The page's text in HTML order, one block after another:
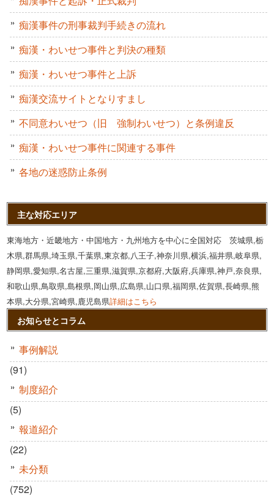
痴漢事件の刑事裁判手続きの流れ
痴漢・わいせつ事件と判決の種類
痴漢・わいせつ事件と上訴
痴漢交流サイトとなりすまし
不同意わいせつ（旧 強制わいせつ）と条例違反
痴漢・わいせつ事件に関連する事件
各地の迷惑防止条例
主な対応エリア
東海地方・近畿地方・中国地方・九州地方を中心に全国対応 茨城県,栃
木県,群馬県,埼玉県,千葉県,東京都,八王子,神奈川県,横浜,福井県,岐阜県,
静岡県,愛知県,名古屋,三重県,滋賀県,京都府,大阪府,兵庫県,神戸,奈良県,
和歌山県,鳥取県,島根県,岡山県,広島県,山口県,福岡県,佐賀県,長崎県,熊
本県,大分県,宮崎県,鹿児島県詳細はこちら
お知らせとコラム
事例解説
(91)
制度紹介
(5)
報道紹介
(22)
未分類
(752)